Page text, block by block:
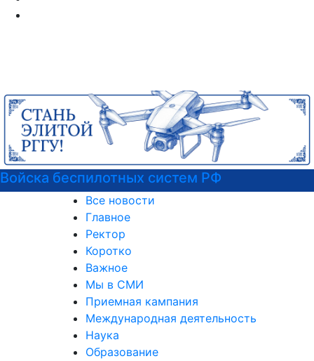
Войска беспилотных систем РФ
Все новости
Главное
Ректор
Коротко
Важное
Мы в СМИ
Приемная кампания
Международная деятельность
Наука
Образование